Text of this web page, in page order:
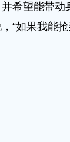
希望能带动
“如果我能